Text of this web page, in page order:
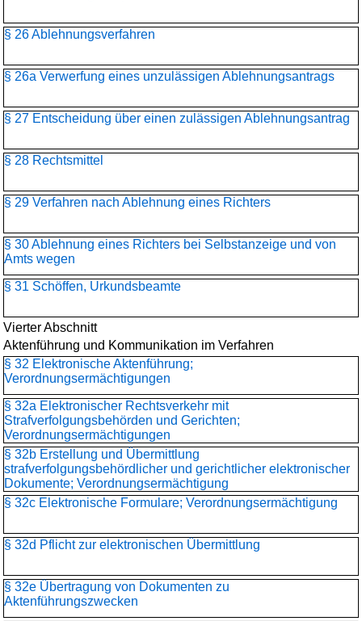
§ 26 Ablehnungsverfahren
§ 26a Verwerfung eines unzulässigen Ablehnungsantrags
§ 27 Entscheidung über einen zulässigen Ablehnungsantrag
§ 28 Rechtsmittel
§ 29 Verfahren nach Ablehnung eines Richters
§ 30 Ablehnung eines Richters bei Selbstanzeige und von
Amts wegen
§ 31 Schöffen, Urkundsbeamte
Vierter Abschnitt
Aktenführung und Kommunikation im Verfahren
§ 32 Elektronische Aktenführung;
Verordnungsermächtigungen
§ 32a Elektronischer Rechtsverkehr mit
Strafverfolgungsbehörden und Gerichten;
Verordnungsermächtigungen
§ 32b Erstellung und Übermittlung
strafverfolgungsbehördlicher und gerichtlicher elektronischer
Dokumente; Verordnungsermächtigung
§ 32c Elektronische Formulare; Verordnungsermächtigung
§ 32d Pflicht zur elektronischen Übermittlung
§ 32e Übertragung von Dokumenten zu
Aktenführungszwecken